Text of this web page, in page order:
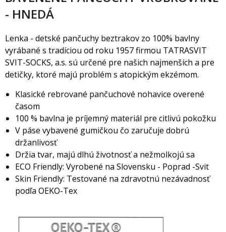
- HNEDÁ
Lenka - detské pančuchy beztrakov zo 100% bavlny
vyrábané s tradíciou od roku 1957 firmou TATRASVIT
SVIT-SOCKS, a.s. sú určené pre našich najmenších a pre
detičky, ktoré majú problém s atopickým ekzémom.
Klasické rebrované pančuchové nohavice overené
časom
100 % bavlna je príjemný materiál pre citlivú pokožku
V páse vybavené gumičkou čo zaručuje dobrú
držanlivosť
Držia tvar, majú dlhú životnosť a nežmolkojú sa
ECO Friendly: Vyrobené na Slovensku - Poprad -Svit
Skin Friendly: Testované na zdravotnú nezávadnosť
podľa OEKO-Tex